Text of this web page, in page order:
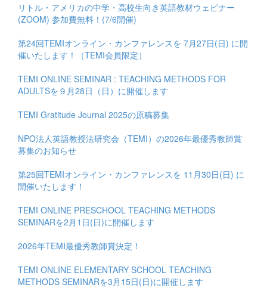
リトル・アメリカの中学・高校生向き英語教材ウェビナー
(ZOOM) 参加費無料！(7/6開催)
第24回TEMIオンライン・カンファレンスを 7月27日(日) に開
催いたします！（TEMI会員限定）
TEMI ONLINE SEMINAR : TEACHING METHODS FOR
ADULTSを９月28日（日）に開催します
TEMI Gratitude Journal 2025の原稿募集
NPO法人英語教授法研究会（TEMI）の2026年最優秀教師賞
募集のお知らせ
第25回TEMIオンライン・カンファレンスを 11月30日(日) に
開催いたします！
TEMI ONLINE PRESCHOOL TEACHING METHODS
SEMINARを2月1日(日)に開催します
2026年TEMI最優秀教師賞決定！
TEMI ONLINE ELEMENTARY SCHOOL TEACHING
METHODS SEMINARを3月15日(日)に開催します